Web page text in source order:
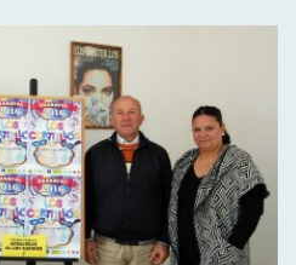
ofreció su ponencia en un
[…]